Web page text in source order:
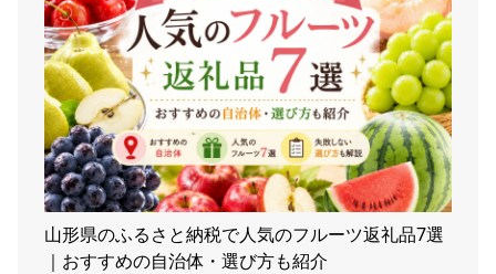
山形県のふるさと納税で人気のフルーツ返礼品7選
｜おすすめの自治体・選び方も紹介